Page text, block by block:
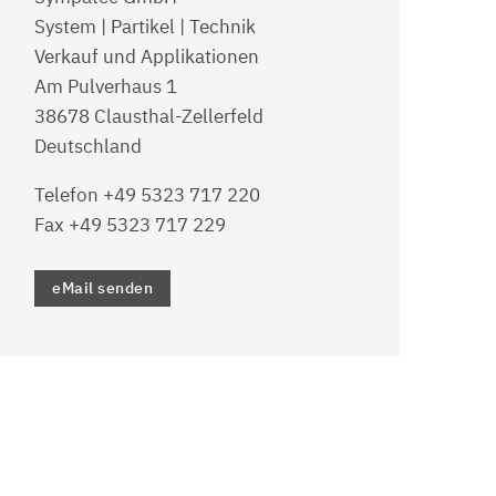
System | Partikel | Technik
Verkauf und Applikationen
Am Pulverhaus 1
38678 Clausthal-Zellerfeld
Deutschland
Telefon +49 5323 717 220
Fax +49 5323 717 229
eMail senden